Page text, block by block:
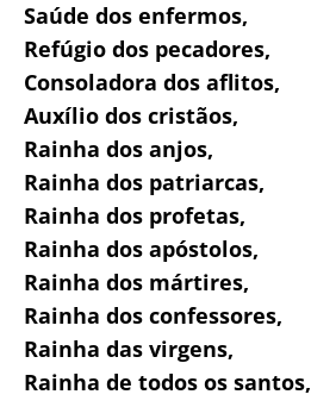
Saúde dos enfermos,
Refúgio dos pecadores,
Consoladora dos aflitos,
Auxílio dos cristãos,
Rainha dos anjos,
Rainha dos patriarcas,
Rainha dos profetas,
Rainha dos apóstolos,
Rainha dos mártires,
Rainha dos confessores,
Rainha das virgens,
Rainha de todos os santos,